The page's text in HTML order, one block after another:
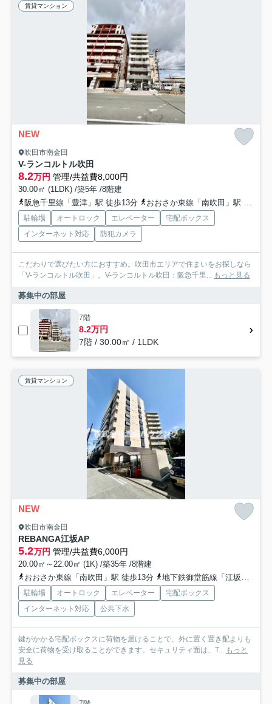
賃貸マンション
NEW
吹田市南金田
V-ランコルトル吹田
8.2万円 管理/共益費8,000円
30.00㎡ (1LDK) /築5年 /8階建
阪急千里線「豊津」駅 徒歩13分
おおさか東線「南吹田」駅 徒歩14分
駐輪場 オートロック エレベーター
宅配ボックス
インターネット対応
防犯カメラ
こだわりで選びたい方におすすめ。吹田市エリアで住まいをお探しなら
「V-ランコルトル吹田」。V-ランコルトル吹田：阪急千里... もっと見る
募集中の部屋
7階
8.2万円
7階 / 30.00㎡ / 1LDK
賃貸マンション
NEW
吹田市南金田
REBANGA江坂AP
5.2万円 管理/共益費6,000円
20.00㎡～22.00㎡ (1K) /築35年 /8階建
おおさか東線「南吹田」駅 徒歩13分
地下鉄御堂筋線「江坂」駅 徒歩15分
駐輪場 オートロック エレベーター
宅配ボックス
インターネット対応
公共下水
鍵がかかる宅配ボックスに荷物を届けることで、外に置く置き配よりも
安全に荷物を受け取ることができます。セキュリティ面は、T... もっと
見る
募集中の部屋